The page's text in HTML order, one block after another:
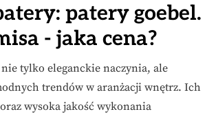
patery goebel.
- jaka cena?
tylko eleganckie naczynia, ale
trendów w aranżacji wnętrz. Ich
wysoka jakość wykonania